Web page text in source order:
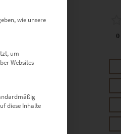
0 0
wie unsere
um
Websites
diese Inhalte